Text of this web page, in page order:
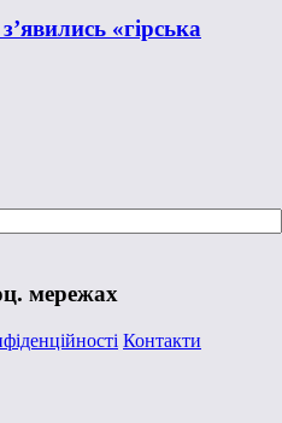
«гірська
мережах
Контакти